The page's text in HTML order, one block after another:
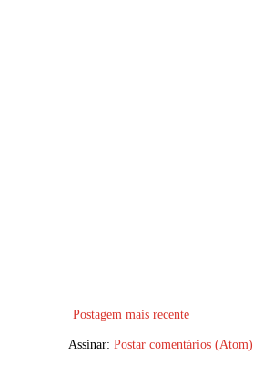
Postagem mais recente
Assinar: Postar comentários (Atom)